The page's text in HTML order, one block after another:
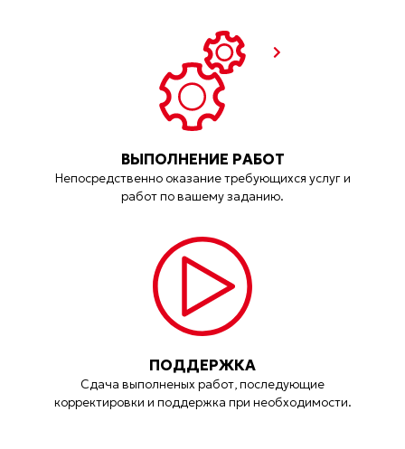
ВЫПОЛНЕНИЕ РАБОТ
Непосредственно оказание требующихся услуг и
работ по вашему заданию.
ПОДДЕРЖКА
Сдача выполненых работ, последующие
корректировки и поддержка при необходимости.